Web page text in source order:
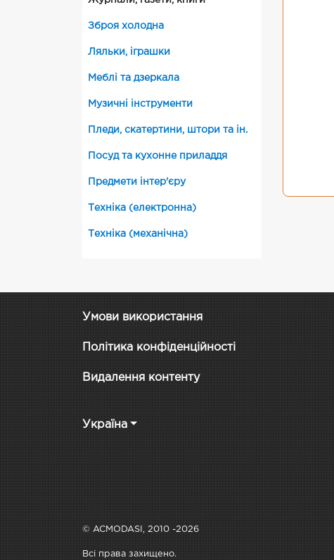
Зброя холодна
Ляльки, іграшки
Меблі та дзеркала
Музичні інструменти
Пледи, скатертини, штори та ін.
Посуд та кухонне приладдя
Предмети інтер'єру
Техніка (електронна)
Техніка (механічна)
Умови використання
Політика конфіденційності
Видалення контенту
Україна
© ACMODASI, 2010 -2026
Всі права захищено.